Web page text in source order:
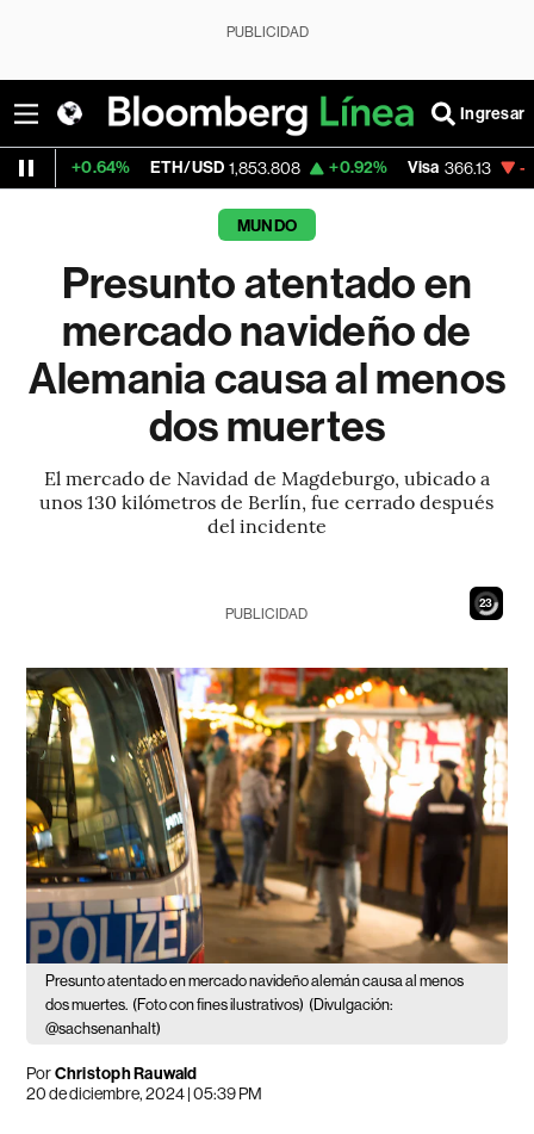
PUBLICIDAD
Ingresar
ETH/USD 1,853.808 +0.92% Visa 366.13 -0.04%
MUNDO
Presunto atentado en
mercado navideño de
Alemania causa al menos
dos muertes
El mercado de Navidad de Magdeburgo, ubicado a
unos 130 kilómetros de Berlín, fue cerrado después
del incidente
22
PUBLICIDAD
Presunto atentado en mercado navideño alemán causa al menos
dos muertes. (Foto con fines ilustrativos) (Divulgación:
@sachsenanhalt)
PorChristoph Rauwald
20 de diciembre, 2024 | 05:39 PM